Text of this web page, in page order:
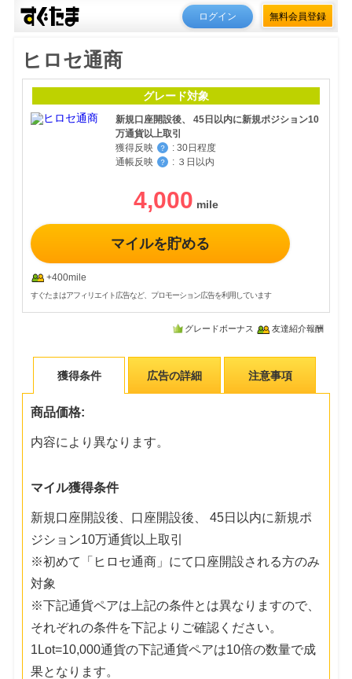
ログイン 無料会員登録
ヒロセ通商
グレード対象
新規口座開設後、 45日以内に新規ポジション10
万通貨以上取引
獲得反映
？ : 30日程度
通帳反映
？ : ３日以内
4,000
マイルを貯める
+400mile
すぐたまはアフィリエイト広告など、プロモーション広告を利用しています
グレードボーナス 友達紹介報酬
獲得条件 広告の詳細 注意事項
商品価格:
内容により異なります。
マイル獲得条件
新規口座開設後、口座開設後、 45日以内に新規ポ
ジション10万通貨以上取引
※初めて「ヒロセ通商」にて口座開設される方のみ
対象
※下記通貨ペアは上記の条件とは異なりますので、
それぞれの条件を下記よりご確認ください。
1Lot=10,000通貨の下記通貨ペアは10倍の数量で成
果となります。